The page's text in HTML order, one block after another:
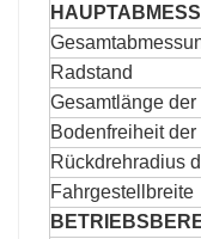
Radstand
Gesamtlänge der
Bodenfreiheit der
Rückdrehradius
Fahrgestellbreite